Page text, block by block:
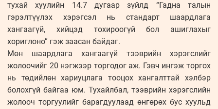
тухай хуулийн 14.7 дугаар зүйлд “Гадна талын
гэрэлтүүлэх хэрэгсэл нь стандарт шаардлага
хангаагүй, хийцэд тохироогүй бол ашиглахыг
хориглоно” гэж заасан байдаг.
Мөн шаардлага хангаагүй тээврийн хэрэгслийг
жолоочийг 20 нэгжээр торгодог аж. Гэвч ингэж торгох
нь төдийлөн хариуцлага тооцох хангалттай хэлбэр
болохгүй байгаа юм. Тухайлбал, тээврийн хэрэгслийн
жолооч торгуулийг барагдуулаад өнгөрөх бус хуульд